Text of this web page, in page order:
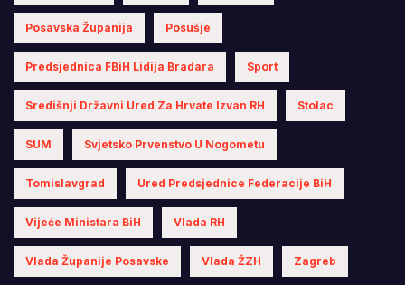
Posavska Županija Posušje
Predsjednica FBiH Lidija Bradara Sport
Središnji Državni Ured Za Hrvate Izvan RH Stolac
SUM Svjetsko Prvenstvo U Nogometu
Tomislavgrad Ured Predsjednice Federacije BiH
Vijeće Ministara BiH Vlada RH
Vlada Županije Posavske Vlada ŽZH Zagreb